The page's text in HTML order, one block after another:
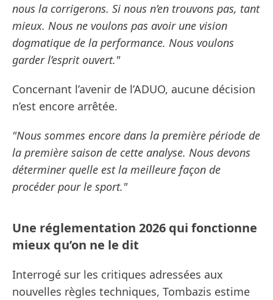
nous la corrigerons. Si nous n’en trouvons pas, tant
mieux. Nous ne voulons pas avoir une vision
dogmatique de la performance. Nous voulons
garder l’esprit ouvert."
Concernant l’avenir de l’ADUO, aucune décision
n’est encore arrêtée.
"Nous sommes encore dans la première période de
la première saison de cette analyse. Nous devons
déterminer quelle est la meilleure façon de
procéder pour le sport."
Une réglementation 2026 qui fonctionne
mieux qu’on ne le dit
Interrogé sur les critiques adressées aux
nouvelles règles techniques, Tombazis estime